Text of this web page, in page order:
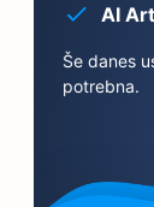
AI
Še danes
potrebna.